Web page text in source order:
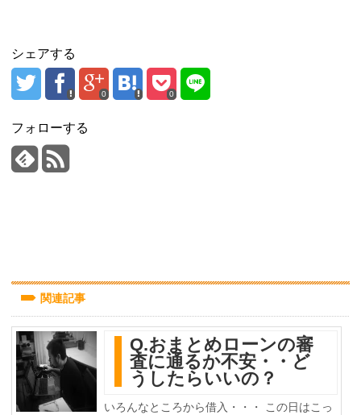
シェアする
0 0
フォローする
関連記事
Q.おまとめローンの審
査に通るか不安・・ど
うしたらいいの？
いろんなところから借入・・・ この日はこっ